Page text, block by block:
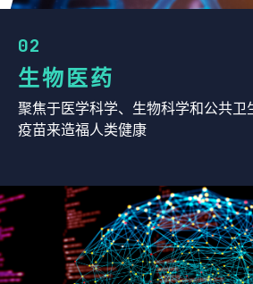
02
生物医药
聚焦于医学科学、生物科学和公共卫
疫苗来造福人类健康